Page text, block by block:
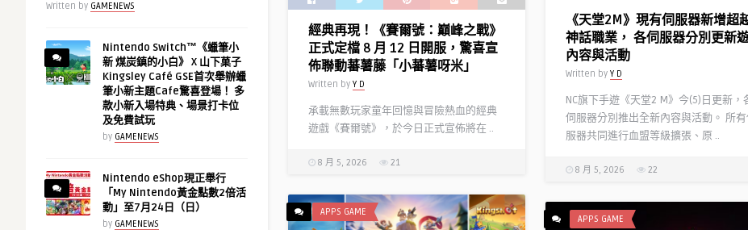
Written by GAMENEWS
Nintendo Switch™《蠟筆小
新 煤炭鎮的小白》 X 山下菓子
Kingsley Café GSE首次舉辦蠟
筆小新主題Cafe驚喜登場！ 多
款小新入場特典、場景打卡位
及免費試玩
by GAMENEWS
Nintendo eShop現正舉行
「My Nintendo黃金點數2倍活
動」至7月24日（日）
by GAMENEWS
經典再現！《賽爾號：巔峰之戰》
正式定檔 8 月 12 日開服，驚喜宣
佈聯動蕃薯藤「小蕃薯呀米」
Written by Y D
承載無數玩家童年回憶與冒險熱血的經典
遊戲《賽爾號》，於今日正式宣佈將在 ..
8 月 5, 2026 21
《天堂2M》現有伺服器新增超
神話職業， 各伺服器分別更新
內容與活動
Written by Y D
NC旗下手遊《天堂2 M》今(5)日更新，
伺服器分別推出全新內容與活動。 所有
服器共同進行血盟等級擴張、原 ..
8 月 5, 2026 22
APPS GAME
APPS GAME